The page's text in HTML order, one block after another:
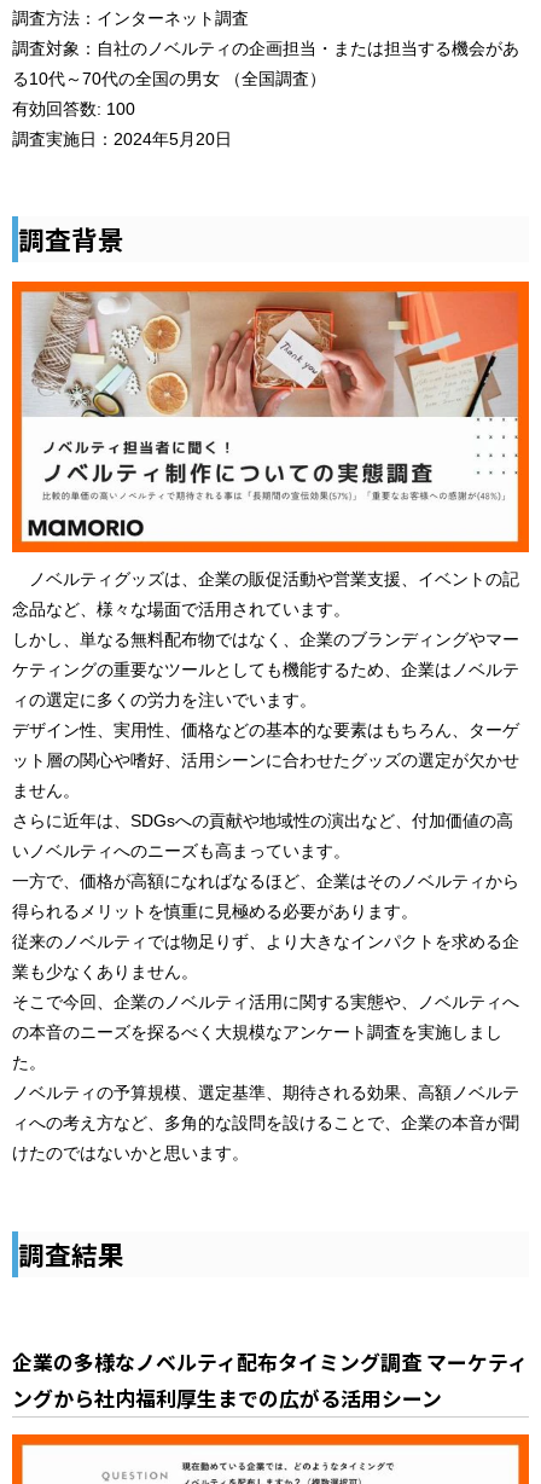
調査方法：インターネット調査
調査対象：自社のノベルティの企画担当・または担当する機会があ
る10代～70代の全国の男女 （全国調査）
有効回答数: 100
調査実施日：2024年5月20日
調査背景
ノベルティグッズは、企業の販促活動や営業支援、イベントの記
念品など、様々な場面で活用されています。
しかし、単なる無料配布物ではなく、企業のブランディングやマー
ケティングの重要なツールとしても機能するため、企業はノベルテ
ィの選定に多くの労力を注いでいます。
デザイン性、実用性、価格などの基本的な要素はもちろん、ターゲ
ット層の関心や嗜好、活用シーンに合わせたグッズの選定が欠かせ
ません。
さらに近年は、SDGsへの貢献や地域性の演出など、付加価値の高
いノベルティへのニーズも高まっています。
一方で、価格が高額になればなるほど、企業はそのノベルティから
得られるメリットを慎重に見極める必要があります。
従来のノベルティでは物足りず、より大きなインパクトを求める企
業も少なくありません。
そこで今回、企業のノベルティ活用に関する実態や、ノベルティへ
の本音のニーズを探るべく大規模なアンケート調査を実施しまし
た。
ノベルティの予算規模、選定基準、期待される効果、高額ノベルテ
ィへの考え方など、多角的な設問を設けることで、企業の本音が聞
けたのではないかと思います。
調査結果
企業の多様なノベルティ配布タイミング調査 マーケティ
ングから社内福利厚生までの広がる活用シーン